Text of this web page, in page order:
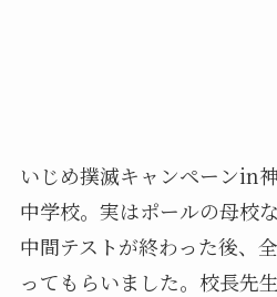
いじめ撲滅キャンペーンin
中学校。実はポールの母校な
中間テストが終わった後、
ってもらいました。校長先